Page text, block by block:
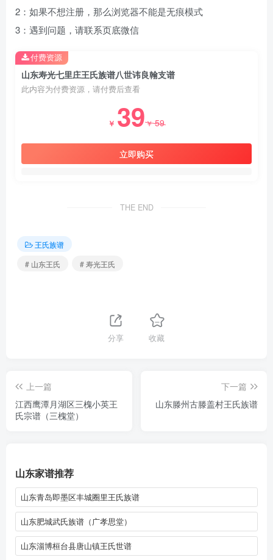
2：如果不想注册，那么浏览器不能是无痕模式
3：遇到问题，请联系页底微信
山东寿光七里庄王氏族谱八世讳良翰支谱
此内容为付费资源，请付费后查看
￥ 39￥59
立即购买
付费资源
THE END
王氏族谱
# 山东王氏
# 寿光王氏
分享 收藏
上一篇
江西鹰潭月湖区三槐小英王
氏宗谱（三槐堂）
下一篇
山东滕州古滕盖村王氏族谱
山东家谱推荐
山东青岛即墨区丰城圈里王氏族谱
山东肥城武氏族谱（广孝思堂）
山东淄博桓台县唐山镇王氏世谱